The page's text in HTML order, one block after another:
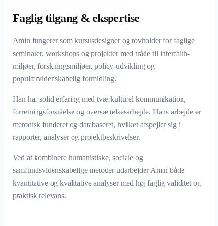
Faglig tilgang & ekspertise
Amin fungerer som kursusdesigner og tovholder for faglige
seminarer, workshops og projekter med tråde til interfaith-
miljøer, forskningsmiljøer, policy-udvikling og
populærvidenskabelig formidling.
Han har solid erfaring med tværkulturel kommunikation,
forretningsforståelse og oversættelsesarbejde. Hans arbejde er
metodisk funderet og databaseret, hvilket afspejler sig i
rapporter, analyser og projektbeskrivelser.
Ved at kombinere humanistiske, sociale og
samfundsvidenskabelige metoder udarbejder Amin både
kvantitative og kvalitative analyser med høj faglig validitet og
praktisk relevans.